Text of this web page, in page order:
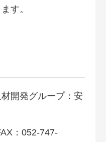
す。
開発グループ：安
：052-747-